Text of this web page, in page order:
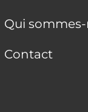
Qui
Contact